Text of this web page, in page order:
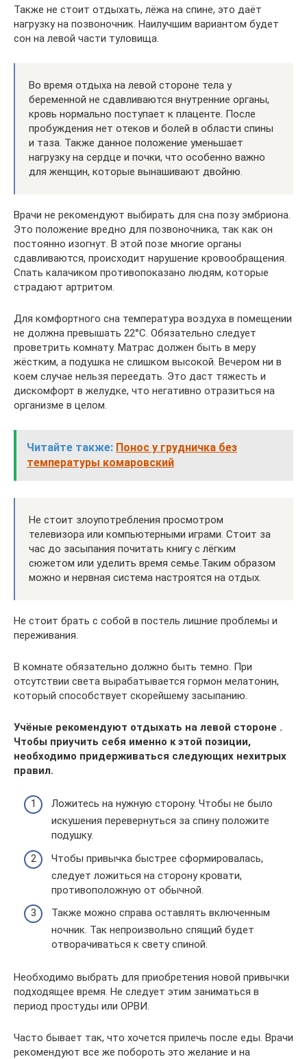
Также не стоит отдыхать, лёжа на спине, это даёт
нагрузку на позвоночник. Наилучшим вариантом будет
сон на левой части туловища.
Во время отдыха на левой стороне тела у
беременной не сдавливаются внутренние органы,
кровь нормально поступает к плаценте. После
пробуждения нет отеков и болей в области спины
и таза. Также данное положение уменьшает
нагрузку на сердце и почки, что особенно важно
для женщин, которые вынашивают двойню.
Врачи не рекомендуют выбирать для сна позу эмбриона.
Это положение вредно для позвоночника, так как он
постоянно изогнут. В этой позе многие органы
сдавливаются, происходит нарушение кровообращения.
Спать калачиком противопоказано людям, которые
страдают артритом.
Для комфортного сна температура воздуха в помещении
не должна превышать 22°С. Обязательно следует
проветрить комнату. Матрас должен быть в меру
жёстким, а подушка не слишком высокой. Вечером ни в
коем случае нельзя переедать. Это даст тяжесть и
дискомфорт в желудке, что негативно отразиться на
организме в целом.
Читайте также: Понос у грудничка без
температуры комаровский
Не стоит злоупотребления просмотром
телевизора или компьютерными играми. Стоит за
час до засыпания почитать книгу с лёгким
сюжетом или уделить время семье.Таким образом
можно и нервная система настроятся на отдых.
Не стоит брать с собой в постель лишние проблемы и
переживания.
В комнате обязательно должно быть темно. При
отсутствии света вырабатывается гормон мелатонин,
который способствует скорейшему засыпанию.
Учёные рекомендуют отдыхать на левой стороне .
Чтобы приучить себя именно к этой позиции,
необходимо придерживаться следующих нехитрых
правил.
Ложитесь на нужную сторону. Чтобы не было
искушения перевернуться за спину положите
подушку.
Чтобы привычка быстрее сформировалась,
следует ложиться на сторону кровати,
противоположную от обычной.
Также можно справа оставлять включенным
ночник. Так непроизвольно спящий будет
отворачиваться к свету спиной.
Необходимо выбрать для приобретения новой привычки
подходящее время. Не следует этим заниматься в
период простуды или ОРВИ.
Часто бывает так, что хочется прилечь после еды. Врачи
рекомендуют все же побороть это желание и на